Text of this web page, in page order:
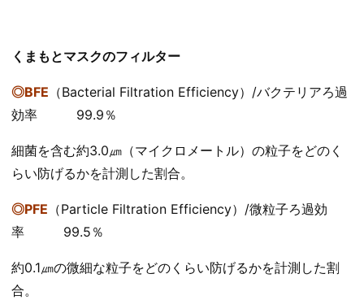
くまもとマスクのフィルター
◎BFE （Bacterial Filtration Efficiency）/バクテリアろ過
効率 99.9％
細菌を含む約3.0㎛（マイクロメートル）の粒子をどのく
らい防げるかを計測した割合。
◎PFE （Particle Filtration Efficiency）/微粒子ろ過効
率 99.5％
約0.1㎛の微細な粒子をどのくらい防げるかを計測した割
合。